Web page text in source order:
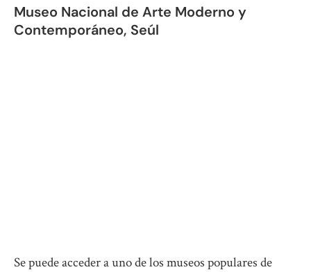
Museo Nacional de Arte Moderno y
Contemporáneo, Seúl
Se puede acceder a uno de los museos populares de